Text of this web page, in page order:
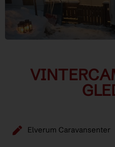
Elverum Caravansenter